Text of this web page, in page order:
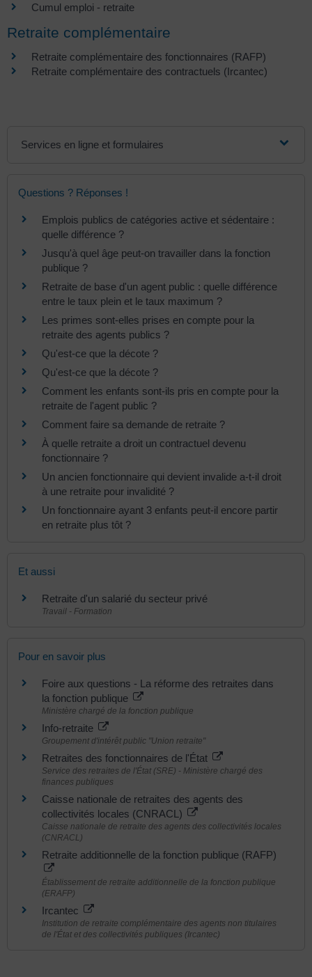
Cumul emploi - retraite
Retraite complémentaire
Retraite complémentaire des fonctionnaires (RAFP)
Retraite complémentaire des contractuels (Ircantec)
Services en ligne et formulaires
Questions ? Réponses !
Emplois publics de catégories active et sédentaire :
quelle différence ?
Jusqu'à quel âge peut-on travailler dans la fonction
publique ?
Retraite de base d'un agent public : quelle différence
entre le taux plein et le taux maximum ?
Les primes sont-elles prises en compte pour la
retraite des agents publics ?
Qu'est-ce que la décote ?
Qu'est-ce que la décote ?
Comment les enfants sont-ils pris en compte pour la
retraite de l'agent public ?
Comment faire sa demande de retraite ?
À quelle retraite a droit un contractuel devenu
fonctionnaire ?
Un ancien fonctionnaire qui devient invalide a-t-il droit
à une retraite pour invalidité ?
Un fonctionnaire ayant 3 enfants peut-il encore partir
en retraite plus tôt ?
Et aussi
Retraite d'un salarié du secteur privé
Travail - Formation
Pour en savoir plus
Foire aux questions - La réforme des retraites dans
la fonction publique
Ministère chargé de la fonction publique
Info-retraite
Groupement d'intérêt public "Union retraite"
Retraites des fonctionnaires de l'État
Service des retraites de l'État (SRE) - Ministère chargé des
finances publiques
Caisse nationale de retraites des agents des
collectivités locales (CNRACL)
Caisse nationale de retraite des agents des collectivités locales
(CNRACL)
Retraite additionnelle de la fonction publique (RAFP)
Établissement de retraite additionnelle de la fonction publique
(ERAFP)
Ircantec
Institution de retraite complémentaire des agents non titulaires
de l'État et des collectivités publiques (Ircantec)